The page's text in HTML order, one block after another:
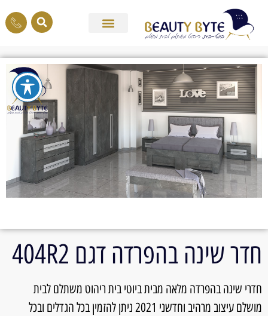
חדר שינה בהפרדה דגם 404R2
חדרי שינה בהפרדה מלאה מבית ביוטי בית ריהוט משתלם לבית
מושלם עיצוב מרהיב וחדשני 2021 ניתן להזמין בכל הגדלים ובכל